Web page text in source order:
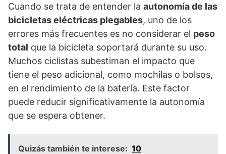
Cuando se trata de entender la autonomía de las
bicicletas eléctricas plegables, uno de los
errores más frecuentes es no considerar el peso
total que la bicicleta soportará durante su uso.
Muchos ciclistas subestiman el impacto que
tiene el peso adicional, como mochilas o bolsos,
en el rendimiento de la batería. Este factor
puede reducir significativamente la autonomía
que se espera obtener.
Quizás también te interese: 10